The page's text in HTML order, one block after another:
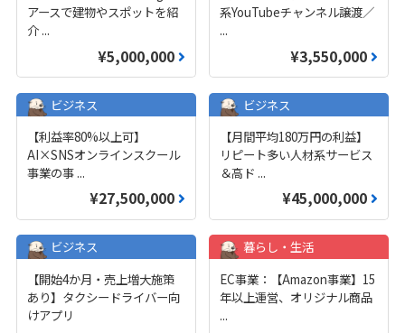
アースで建物やスポットを紹
介 ...
¥5,000,000
系YouTubeチャンネル譲渡／
...
¥3,550,000
ビジネス
【利益率80%以上可】
AI×SNSオンラインスクール
事業の事 ...
¥27,500,000
ビジネス
【月間平均180万円の利益】
リピート多い人材系サービス
＆高ド ...
¥45,000,000
ビジネス
【開始4か月・売上増大施策
あり】タクシードライバー向
けアプリ
暮らし・生活
EC事業：【Amazon事業】15
年以上運営、オリジナル商品
...